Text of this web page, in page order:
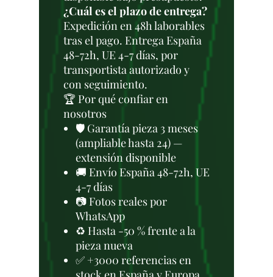
¿Cuál es el plazo de entrega?
Expedición en 48h laborables
tras el pago. Entrega España
48-72h, UE 4-7 días, por
transportista autorizado y
con seguimiento.
🏆 Por qué confiar en
nosotros
🛡️ Garantía pieza 3 meses
(ampliable hasta 24) —
extensión disponible
🚚 Envío España 48-72h, UE
4-7 días
📷 Fotos reales por
WhatsApp
♻️ Hasta -50 % frente a la
pieza nueva
✅ +3000 referencias en